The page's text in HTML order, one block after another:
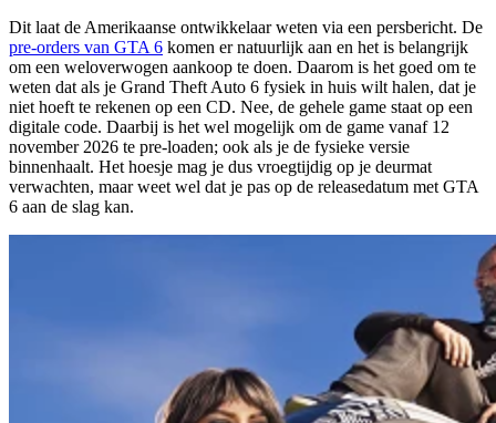
Dit laat de Amerikaanse ontwikkelaar weten via een persbericht. De
pre-orders van GTA 6 komen er natuurlijk aan en het is belangrijk
om een weloverwogen aankoop te doen. Daarom is het goed om te
weten dat als je Grand Theft Auto 6 fysiek in huis wilt halen, dat je
niet hoeft te rekenen op een CD. Nee, de gehele game staat op een
digitale code. Daarbij is het wel mogelijk om de game vanaf 12
november 2026 te pre-loaden; ook als je de fysieke versie
binnenhaalt. Het hoesje mag je dus vroegtijdig op je deurmat
verwachten, maar weet wel dat je pas op de releasedatum met GTA
6 aan de slag kan.